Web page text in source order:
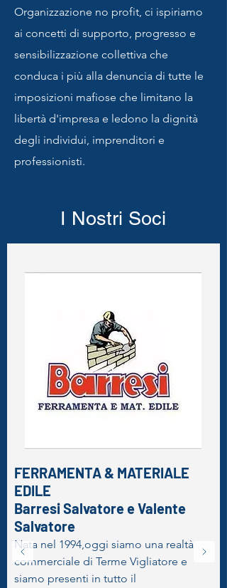
Organizzazione no profit, ci ispiriamo
ai concetti di supporto, progresso e
sensibilizzazione collettiva che
conduca i più alla denuncia di tutte le
imposizioni mafiose che limitano la
libertà d'impresa e ledono la dignità
degli individui, imprenditori e
professionisti.
I Nostri Soci
FERRAMENTA & MATERIALE
EDILE
Barresi Salvatore eValente
Salvatore
Nata nel 1994,oggi siamo una realtà
commerciale di Terme Vigliatore e
siamo presenti in tutto il